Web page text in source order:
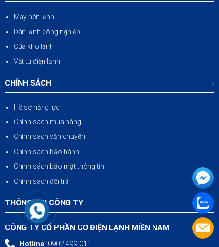
Máy nén lạnh
Dàn lạnh công nghiệp
Cửa kho lạnh
Vật tư điện lạnh
CHÍNH SÁCH
Hồ sơ năng lực
Chính sách mua hàng
Chính sách vận chuyển
Chính sách bảo hành
Chính sách bảo mật thông tin
Chính sách đổi trả
THÔNG TIN CÔNG TY
CÔNG TY CỔ PHẦN CƠ ĐIỆN LẠNH MIỀN NAM
Hotline: 0902 499 011